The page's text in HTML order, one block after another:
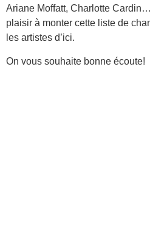
Ariane Moffatt, Charlotte
plaisir à monter cette liste de
les artistes d’ici.
On vous souhaite bonne écoute!